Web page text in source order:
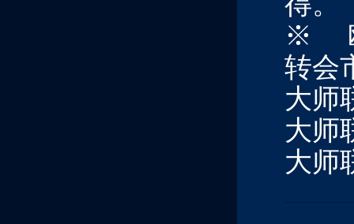
※ 欧
转会
大师
大师
大师